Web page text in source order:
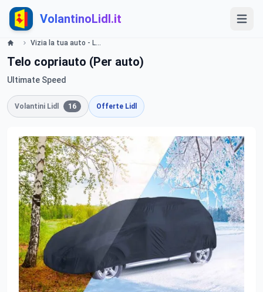
VolantinoLidl.it
Vizia la tua auto - LIDL Catalogue - Offerte valide dal 20 settembre 2018 Lidl
Telo copriauto (Per auto)
Ultimate Speed
Volantini Lidl 16 Offerte Lidl